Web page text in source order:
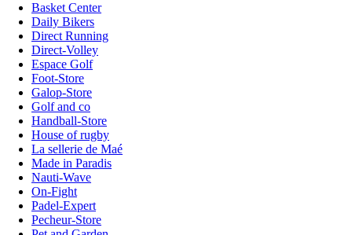
Basket Center
Daily Bikers
Direct Running
Direct-Volley
Espace Golf
Foot-Store
Galop-Store
Golf and co
Handball-Store
House of rugby
La sellerie de Maé
Made in Paradis
Nauti-Wave
On-Fight
Padel-Expert
Pecheur-Store